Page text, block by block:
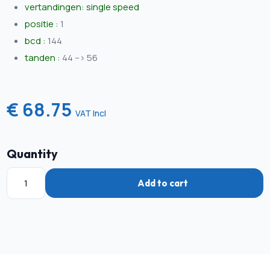
vertandingen: single speed
positie : 1
bcd : 144
tanden : 44 --> 56
€ 68.75VAT Incl
Quantity
Add to cart